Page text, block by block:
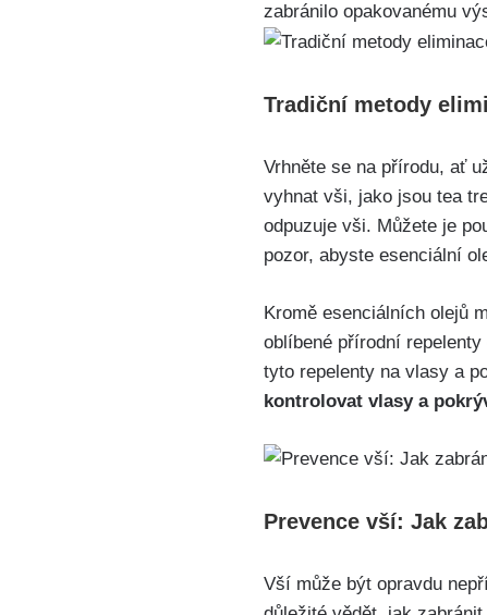
zabránilo opakovanému
Tradiční metody⁤
Vrhněte se na přírodu, ať
‌vyhnat vši, jako jsou tea
odpuzuje vši. Můžete je
pozor,‌ abyste esenciální
Kromě esenciálních olejů
oblíbené přírodní
tyto repelenty na vlasy a⁢
kontrolovat vlasy a
Prevence‌ vší: Jak
Vší může ⁤být opravdu